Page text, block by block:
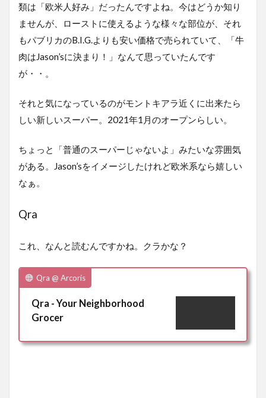
類は「欧米人好み」だったんですよね。今はどうか知り
ませんが、ローストに使えるような様々な部位が、それ
もパブリカのB.I.G.よりも安い価格で売られていて、「牛
肉はJason’sに決まり！」なんて思っていたんです
が・・。
それと気になっているのがモントキアラ近くに出来たら
しい新しいスーパー。2021年1月のオープンらしい。
ちょっと「普通のスーパーじゃないよ」みたいな雰囲気
がある。Jason’sをイメージしたけれど欧米系なら嬉しい
なぁ。
Qra
これ、なんと読むんですかね。クラかな？
Qra @ Arcoris
Qra - Your Neighborhood
Grocer